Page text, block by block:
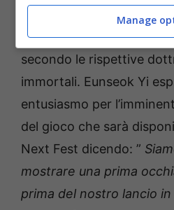
fazioni, Alliance e Mara,
combattimenti 16 contro
secondo le rispettive
immortali. Eunseok Yi
entusiasmo per
del gioco che sarà
Next Fest dicendo: ”
mostrare una prima
prima del nostro lancio
Manage